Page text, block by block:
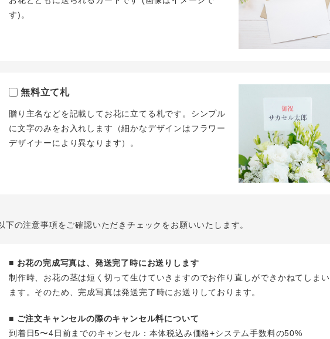
す)。
無料立て札
贈り主名などを記載してお花に立てる札です。シンプル
に文字のみをお入れします（細かなデザインはフラワー
デザイナーにより異なります）。
下の注意事項をご確認いただきチェックをお願いいたします。
■ お花の完成写真は、発送完了時にお送りします
制作時、お花の茎は短く切って生けていきますのでお作り直しができかねてしまい
ます。そのため、完成写真は発送完了時にお送りしております。
■ ご注文キャンセルの際のキャンセル料について
到着日5〜4日前までのキャンセル：本体税込み価格+システム手数料の50%